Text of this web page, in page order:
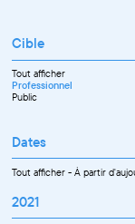
Cible
Tout afficher
Professionnel
Public
Dates
Tout afficher-À partir
2021